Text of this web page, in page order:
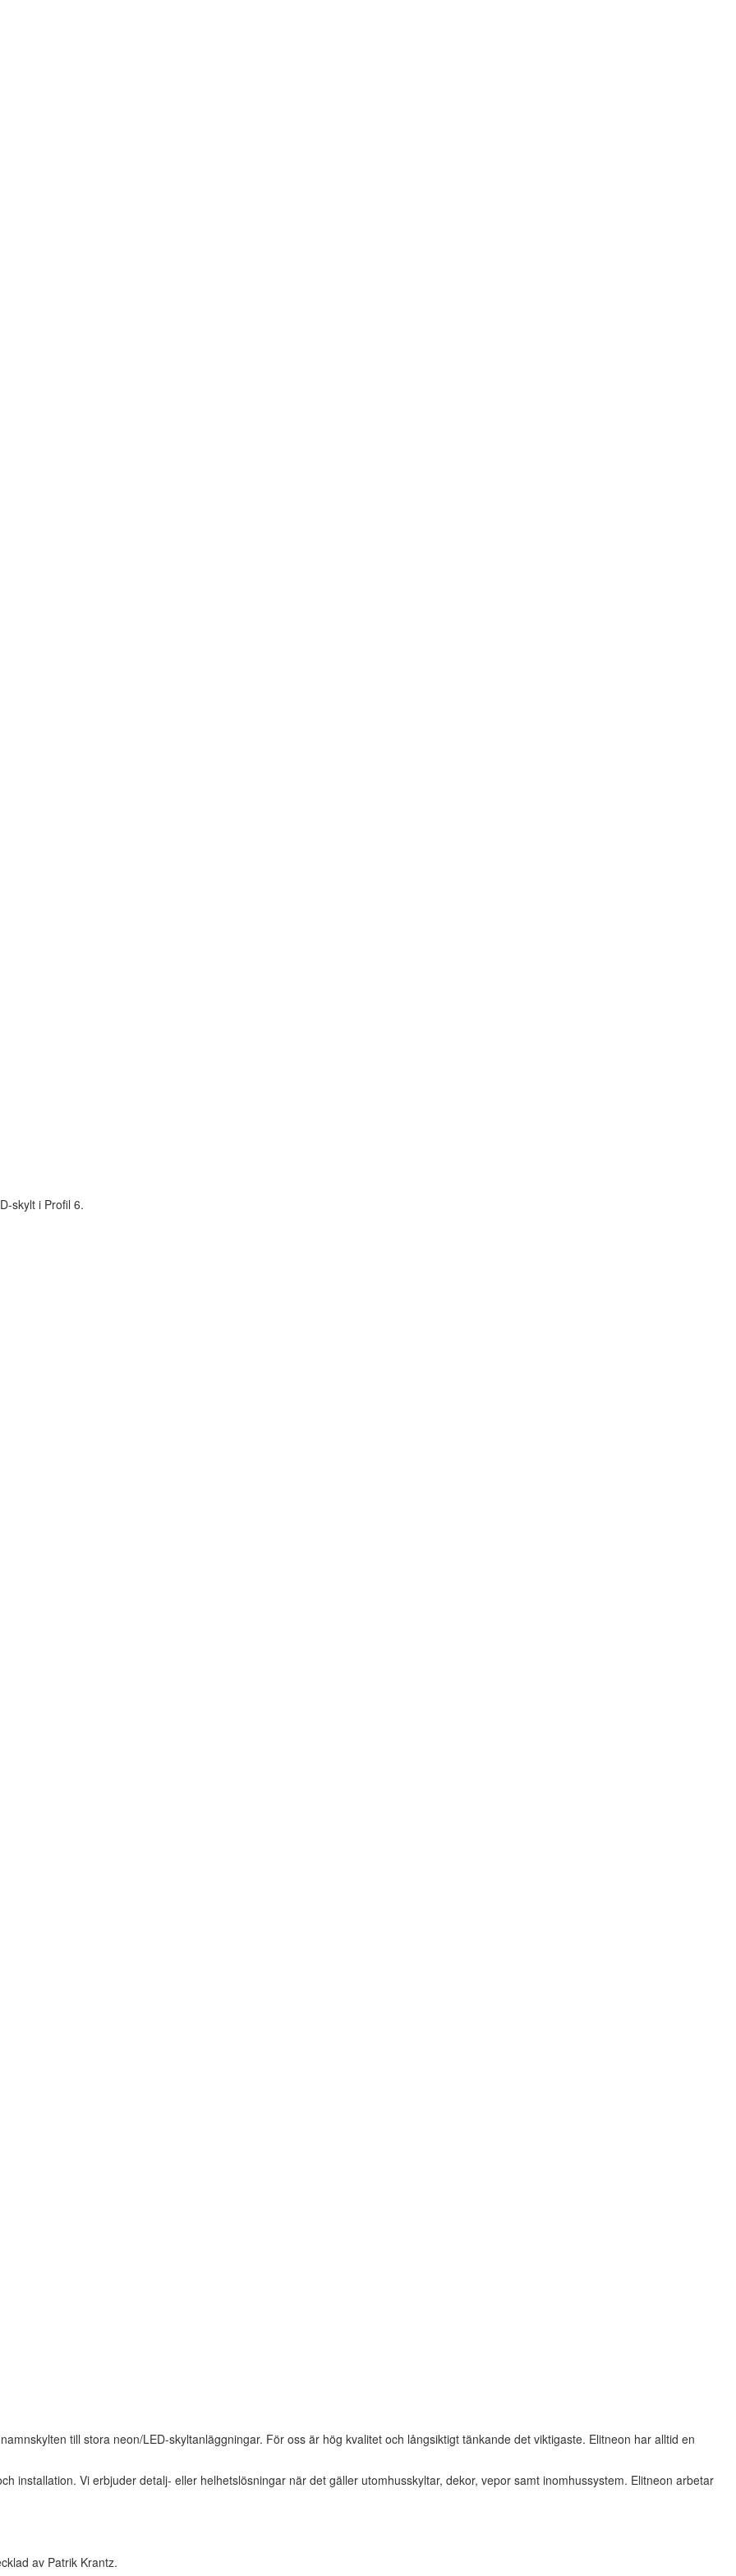
skylt i Profil 6.
till stora neon/LED-skyltanläggningar. För oss är hög kvalitet och långsiktigt tänkande det viktigaste. Elitneon har alltid en
installation. Vi erbjuder detalj- eller helhetslösningar när det gäller utomhusskyltar, dekor, vepor samt inomhussystem. Elitneon arbetar
av Patrik Krantz.